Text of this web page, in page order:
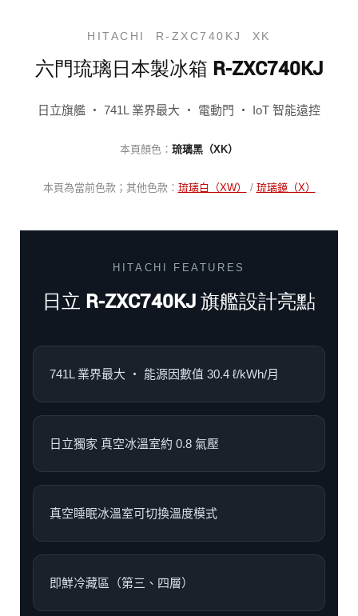
HITACHI R-ZXC740KJ XK
六門琉璃日本製冰箱 R-ZXC740KJ
日立旗艦 ‧ 741L 業界最大 ‧ 電動門 ‧ IoT 智能遠控
本頁顏色： 琉璃黑（XK）
本頁為當前色款；其他色款： 琉璃白（XW） / 琉璃鏡（X）
HITACHI FEATURES
日立 R-ZXC740KJ 旗艦設計亮點
741L 業界最大 ‧ 能源因數值 30.4 ℓ/kWh/月
日立獨家 真空冰溫室約 0.8 氣壓
真空睡眠冰溫室可切換溫度模式
即鮮冷藏區（第三、四層）